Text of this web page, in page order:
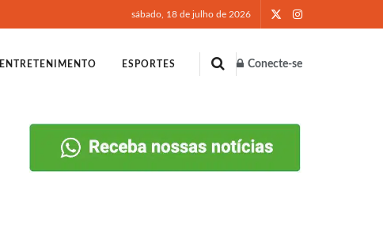
sábado, 18 de julho de 2026
ENTRETENIMENTO ESPORTES Conecte-se